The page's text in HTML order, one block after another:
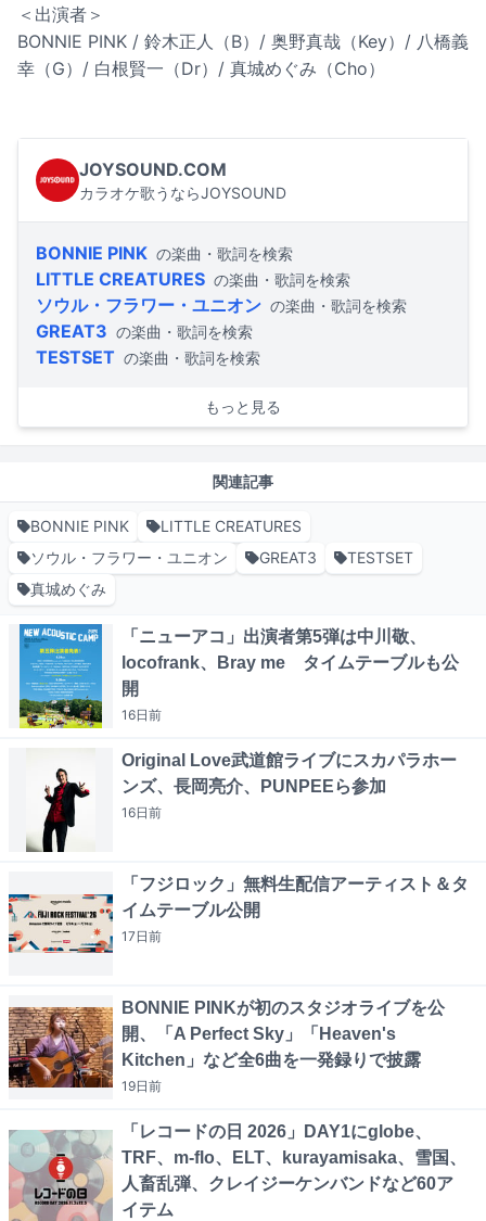
＜出演者＞
BONNIE PINK / 鈴木正人（B）/ 奥野真哉（Key）/ 八橋義
幸（G）/ 白根賢一（Dr）/ 真城めぐみ（Cho）
JOYSOUND.COM
カラオケ歌うならJOYSOUND
BONNIE PINK の楽曲・歌詞を検索
LITTLE CREATURES の楽曲・歌詞を検索
ソウル・フラワー・ユニオン の楽曲・歌詞を検索
GREAT3 の楽曲・歌詞を検索
TESTSET の楽曲・歌詞を検索
もっと見る
関連記事
BONNIE PINK
LITTLE CREATURES
ソウル・フラワー・ユニオン
GREAT3
TESTSET
真城めぐみ
「ニューアコ」出演者第5弾は中川敬、
locofrank、Bray me タイムテーブルも公
開
16日前
Original Love武道館ライブにスカパラホー
ンズ、長岡亮介、PUNPEEら参加
16日前
「フジロック」無料生配信アーティスト＆タ
イムテーブル公開
17日前
BONNIE PINKが初のスタジオライブを公
開、「A Perfect Sky」「Heaven's
Kitchen」など全6曲を一発録りで披露
19日前
「レコードの日 2026」DAY1にglobe、
TRF、m-flo、ELT、kurayamisaka、雪国、
人畜乱弾、クレイジーケンバンドなど60ア
イテム